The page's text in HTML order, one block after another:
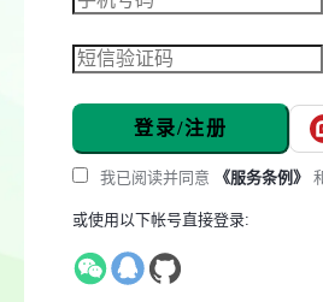
登录/注册
我已阅读并同意 《服务条例》
或使用以下帐号直接登录: